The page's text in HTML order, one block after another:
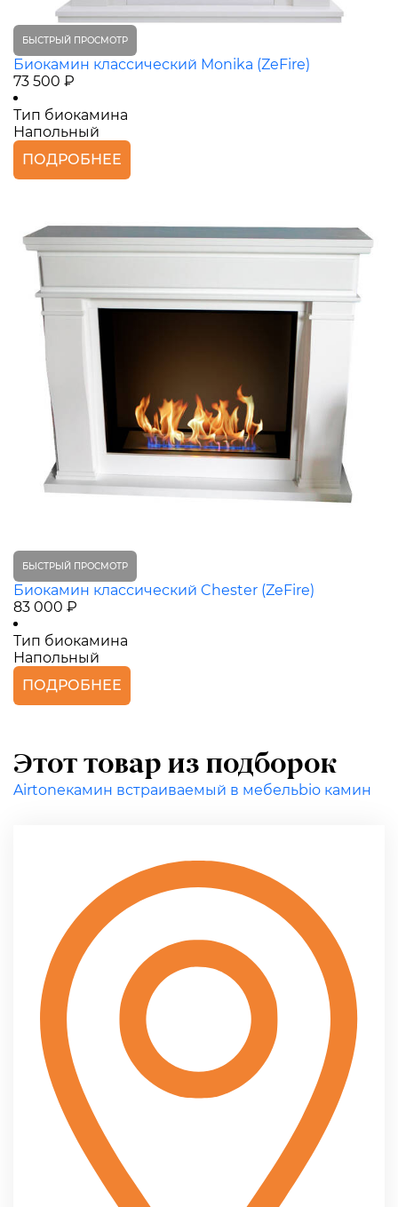
БЫСТРЫЙ ПРОСМОТР
Биокамин классический Monika (ZeFire)
73 500 ₽
Тип биокамина
Напольный
ПОДРОБНЕЕ
БЫСТРЫЙ ПРОСМОТР
Биокамин классический Chester (ZeFire)
83 000 ₽
Тип биокамина
Напольный
ПОДРОБНЕЕ
Этот товар из подборок
Airtoneкамин встраиваемый в мебельbio камин